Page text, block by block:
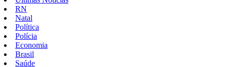
RN
Natal
Política
Polícia
Economia
Brasil
Saúde